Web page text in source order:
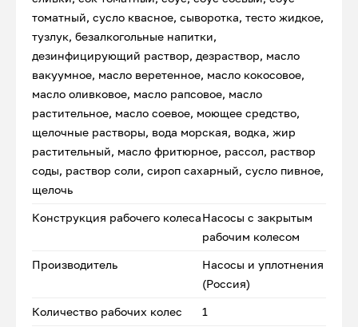
томатный, сусло квасное, сыворотка, тесто жидкое,
тузлук, безалкогольные напитки,
дезинфицирующий раствор, дезраствор, масло
вакуумное, масло веретенное, масло кокосовое,
масло оливковое, масло рапсовое, масло
растительное, масло соевое, моющее средство,
щелочные растворы, вода морская, водка, жир
растительный, масло фритюрное, рассол, раствор
соды, раствор соли, сироп сахарный, сусло пивное,
щелочь
Конструкция рабочего колесаНасосы с закрытым
рабочим колесом
Производитель
Насосы и уплотнения
(Россия)
Количество рабочих колес 1